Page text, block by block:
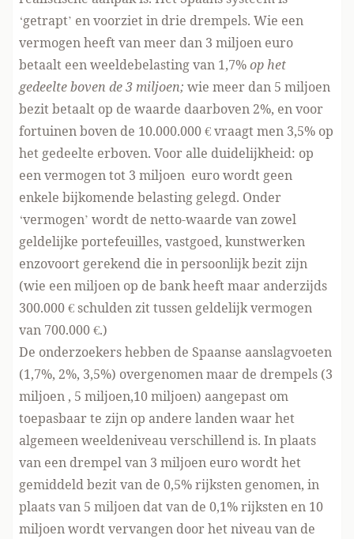
‘getrapt’ en voorziet in drie drempels. Wie een
vermogen heeft van meer dan 3 miljoen euro
betaalt een weeldebelasting van 1,7%op het
gedeelte boven de 3 miljoen; wie meer dan 5 miljoen
bezit betaalt op de waarde daarboven 2%, en voor
fortuinen boven de 10.000.000 € vraagt men 3,5% op
het gedeelte erboven. Voor alle duidelijkheid: op
een vermogen tot 3 miljoen euro wordt geen
enkele bijkomende belasting gelegd. Onder
‘vermogen’ wordt de netto-waarde van zowel
geldelijke portefeuilles, vastgoed, kunstwerken
enzovoort gerekend die in persoonlijk bezit zijn
(wie een miljoen op de bank heeft maar anderzijds
300.000 € schulden zit tussen geldelijk vermogen
van 700.000 €.)
De onderzoekers hebben de Spaanse aanslagvoeten
(1,7%, 2%, 3,5%) overgenomen maar de drempels (3
miljoen , 5 miljoen,10 miljoen) aangepast om
toepasbaar te zijn op andere landen waar het
algemeen weeldeniveau verschillend is. In plaats
van een drempel van 3 miljoen euro wordt het
gemiddeld bezit van de 0,5% rijksten genomen, in
plaats van 5 miljoen dat van de 0,1% rijksten en 10
miljoen wordt vervangen door het niveau van de